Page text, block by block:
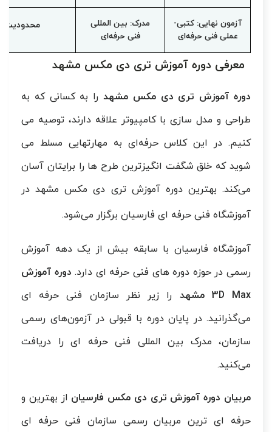
آزمون نهایی: کتبی-
عملی فنی حرفه‌ای
مدرک: بین المللی
فنی حرفه‌ای
محدودیت
معرفی دوره آموزش تری دی مکس مشهد
دوره آموزش تری دی مکس مشهد را به کسانی که به
طراحی و مدل سازی با کامپیوتر علاقه دارند، توصیه می
کنیم. در این کلاس حرفه‌ای به مهارتهایی مسلط می
شوید که خلق شگفت انگیزترین طرح ها را برایتان آسان
می‌کند. بهترین دوره آموزش تری دی مکس مشهد در
آموزشگاه فنی حرفه ای فارسیان برگزار می‌شود.
آموزشگاه فارسیان با سابقه بیش از یک دهه آموزش
رسمی در حوزه دوره های فنی حرفه ای دارد. دوره آموزش
3D Max مشهد
را زیر نظر سازمان فنی حرفه ای
می‌گذرانید. در پایان دوره با قبولی در آزمون‌های رسمی
سازمان، مدرک بین المللی فنی حرفه ای را دریافت
می‌کنید.
مربیان دوره آموزش تری دی مکس فارسیان از بهترین و
حرفه ای ترین مربیان رسمی سازمان فنی حرفه ای